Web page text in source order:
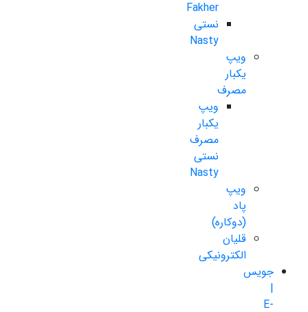
Fakher
نستی
Nasty
ویپ
یکبار
مصرف
ویپ
یکبار
مصرف
نستی
Nasty
ویپ
پاد
(دوکاره)
قلیان
الکترونیکی
جویس
|
E-